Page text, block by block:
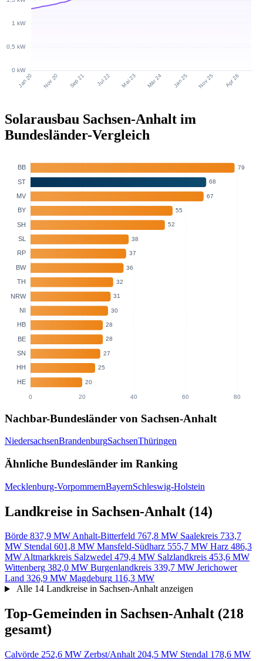
Solarausbau Sachsen-Anhalt im
Bundesländer-Vergleich
Nachbar-Bundesländer von Sachsen-Anhalt
NiedersachsenBrandenburgSachsenThüringen
Ähnliche Bundesländer im Ranking
Mecklenburg-VorpommernBayernSchleswig-Holstein
Landkreise in Sachsen-Anhalt (14)
Börde 837,9 MWAnhalt-Bitterfeld 767,8 MW Saalekreis 733,7
MW Stendal 601,8 MW Mansfeld-Südharz 555,7 MW Harz 486,3
MWAltmarkkreis Salzwedel 479,4 MW Salzlandkreis 453,6 MW
Wittenberg 382,0 MW Burgenlandkreis 339,7 MW Jerichower
Land 326,9 MW Magdeburg 116,3 MW
Alle 14 Landkreise in Sachsen-Anhalt anzeigen
Top-Gemeinden in Sachsen-Anhalt (218
gesamt)
Calvörde 252,6 MW Zerbst/Anhalt 204,5 MW Stendal 178,6 MW